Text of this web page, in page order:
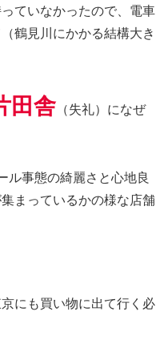
ていなかったので、電車
鶴見川にかかる結構大き
田舎 （失礼）になぜ
ル事態の綺麗さと心地良
まっているかの様な店舗
にも買い物に出て行く必